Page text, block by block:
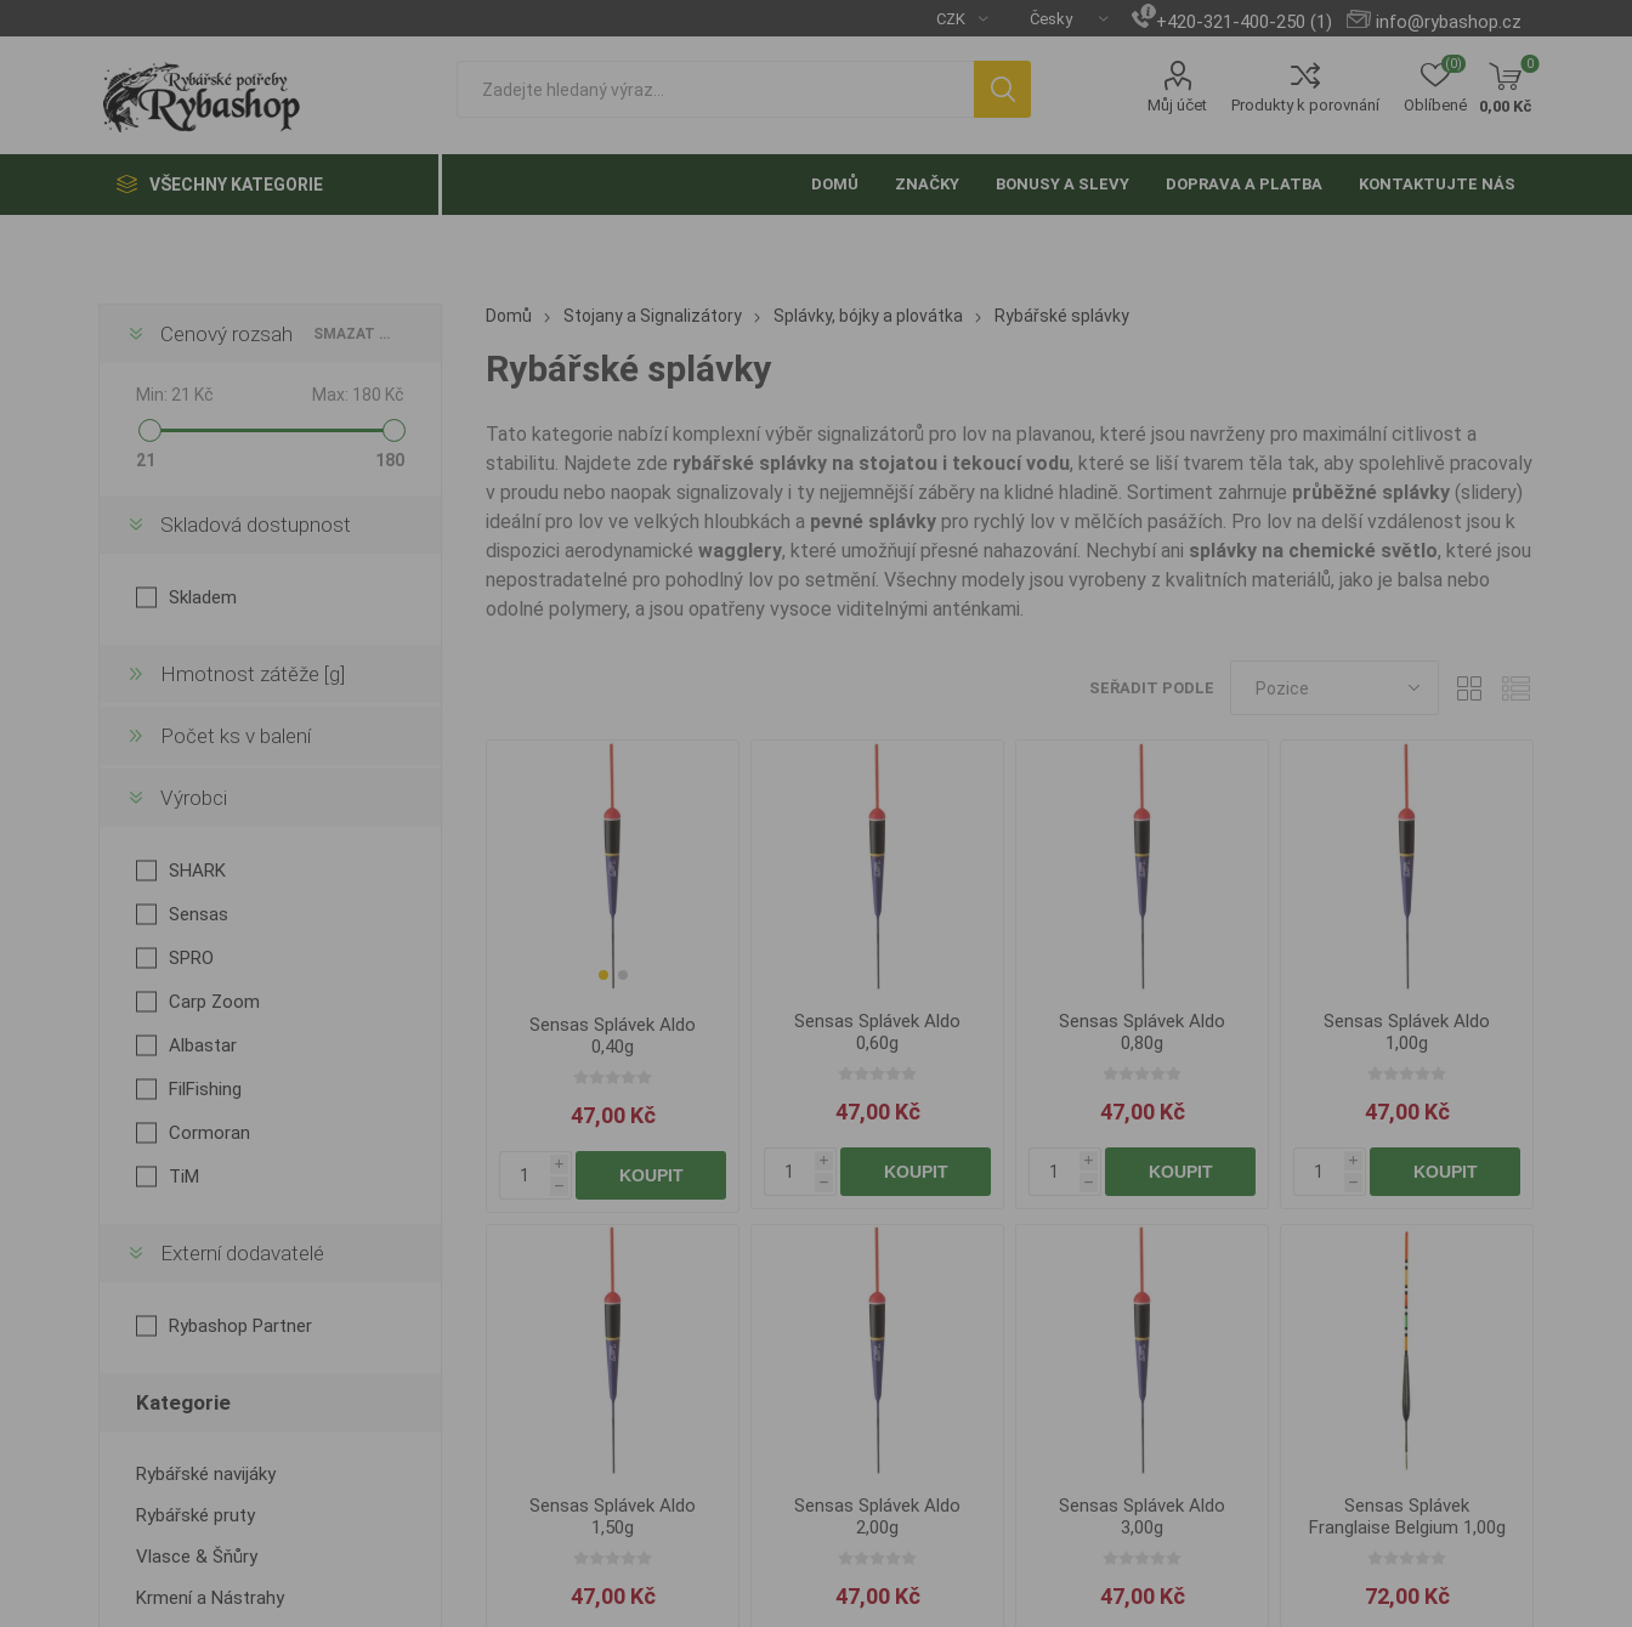
+420-321-400-250 (1) info@rybashop.cz
Můj účet Produkty k porovnání Oblíbené
(0) 0
0,00 Kč
VŠECHNY KATEGORIE DOMŮ ZNAČKY BONUSY A SLEVY DOPRAVA A PLATBA KONTAKTUJTE NÁS
Domů Stojany a Signalizátory Splávky, bójky a plovátka Rybářské splávky
Rybářské splávky
Tato kategorie nabízí komplexní výběr signalizátorů pro lov na plavanou, které jsou navrženy pro maximální citlivost a
stabilitu. Najdete zde rybářské splávky na stojatou i tekoucí vodu, které se liší tvarem těla tak, aby spolehlivě pracovaly
v proudu nebo naopak signalizovaly i ty nejjemnější záběry na klidné hladině. Sortiment zahrnuje průběžné splávky(slidery)
ideální pro lov ve velkých hloubkách a pevné splávkypro rychlý lov v mělčích pasážích. Pro lov na delší vzdálenost jsou k
dispozici aerodynamické wagglery, které umožňují přesné nahazování. Nechybí ani splávky na chemické světlo, které jsou
nepostradatelné pro pohodlný lov po setmění. Všechny modely jsou vyrobeny z kvalitních materiálů, jako je balsa nebo
odolné polymery, a jsou opatřeny vysoce viditelnými anténkami.
SEŘADIT PODLE
Sensas Splávek Aldo
0,40g
47,00 Kč
i
h
KOUPIT
Sensas Splávek Aldo
0,60g
47,00 Kč
i
h
KOUPIT
Sensas Splávek Aldo
0,80g
47,00 Kč
i
h
KOUPIT
Sensas Splávek Aldo
1,00g
47,00 Kč
i
h
KOUPIT
Sensas Splávek Aldo
1,50g
47,00 Kč
Sensas Splávek Aldo
2,00g
47,00 Kč
Sensas Splávek Aldo
3,00g
47,00 Kč
Sensas Splávek
Franglaise Belgium 1,00g
72,00 Kč
SMAZAT VŠE
Cenový rozsah
Min: 21 Kč Max: 180 Kč
21 180
Skladová dostupnost
Skladem
Hmotnost zátěže [g]
Počet ks v balení
Výrobci
SHARK
Sensas
SPRO
Carp Zoom
Albastar
FilFishing
Cormoran
TiM
Externí dodavatelé
Rybashop Partner
Kategorie
Rybářské navijáky
Rybářské pruty
Vlasce & Šňůry
Krmení a Nástrahy